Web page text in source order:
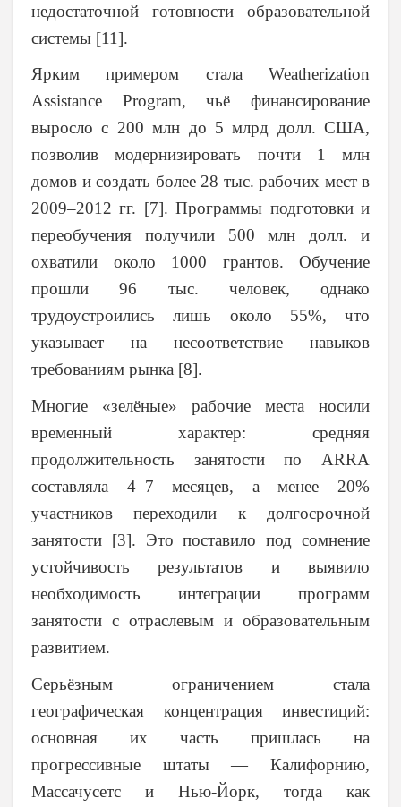
недостаточной готовности образовательной
системы [11].
Ярким примером стала Weatherization
Assistance Program, чьё финансирование
выросло с 200 млн до 5 млрд долл. США,
позволив модернизировать почти 1 млн
домов и создать более 28 тыс. рабочих мест в
2009–2012 гг. [7]. Программы подготовки и
переобучения получили 500 млн долл. и
охватили около 1000 грантов. Обучение
прошли 96 тыс. человек, однако
трудоустроились лишь около 55%, что
указывает на несоответствие навыков
требованиям рынка [8].
Многие «зелёные» рабочие места носили
временный характер: средняя
продолжительность занятости по ARRA
составляла 4–7 месяцев, а менее 20%
участников переходили к долгосрочной
занятости [3]. Это поставило под сомнение
устойчивость результатов и выявило
необходимость интеграции программ
занятости с отраслевым и образовательным
развитием.
Серьёзным ограничением стала
географическая концентрация инвестиций:
основная их часть пришлась на
прогрессивные штаты — Калифорнию,
Массачусетс и Нью-Йорк, тогда как